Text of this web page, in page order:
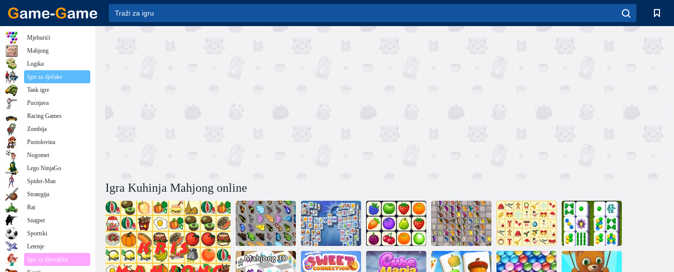
Igra Kuhinja Mahjong online
Mjehurići
Mahjong
Logika
Igre za dječake
Tank igre
Pucnjava
Racing Games
Zombija
Pustolovina
Nogomet
Lego NinjaGo
Spider-Man
Strategija
Rat
Snajper
Sportski
Letenje
Igre za djevojčice